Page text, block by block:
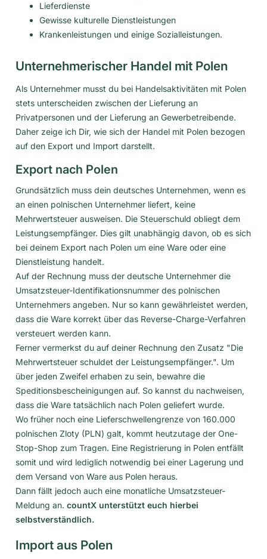
Lieferdienste
Gewisse kulturelle Dienstleistungen
Krankenleistungen und einige Sozialleistungen.
Unternehmerischer Handel mit Polen
Als Unternehmer musst du bei Handelsaktivitäten mit Polen
stets unterscheiden zwischen der Lieferung an
Privatpersonen und der Lieferung an Gewerbetreibende.
Daher zeige ich Dir, wie sich der Handel mit Polen bezogen
auf den Export und Import darstellt.
Export nach Polen
Grundsätzlich muss dein deutsches Unternehmen, wenn es
an einen polnischen Unternehmer liefert, keine
Mehrwertsteuer ausweisen. Die Steuerschuld obliegt dem
Leistungsempfänger. Dies gilt unabhängig davon, ob es sich
bei deinem Export nach Polen um eine Ware oder eine
Dienstleistung handelt.
Auf der Rechnung muss der deutsche Unternehmer die
Umsatzsteuer-Identifikationsnummer des polnischen
Unternehmers angeben. Nur so kann gewährleistet werden,
dass die Ware korrekt über das Reverse-Charge-Verfahren
versteuert werden kann.
Ferner vermerkst du auf deiner Rechnung den Zusatz "Die
Mehrwertsteuer schuldet der Leistungsempfänger.". Um
über jeden Zweifel erhaben zu sein, bewahre die
Speditionsbescheinigungen auf. So kannst du nachweisen,
dass die Ware tatsächlich nach Polen geliefert wurde.
Wo früher noch eine Lieferschwellengrenze von 160.000
polnischen Zloty (PLN) galt, kommt heutzutage der One-
Stop-Shop zum Tragen. Eine Registrierung in Polen entfällt
somit und wird lediglich notwendig bei einer Lagerung und
dem Versand von Ware aus Polen heraus.
Dann fällt jedoch auch eine monatliche Umsatzsteuer-
Meldung an. countX unterstützt euch hierbei
selbstverständlich.
Import aus Polen